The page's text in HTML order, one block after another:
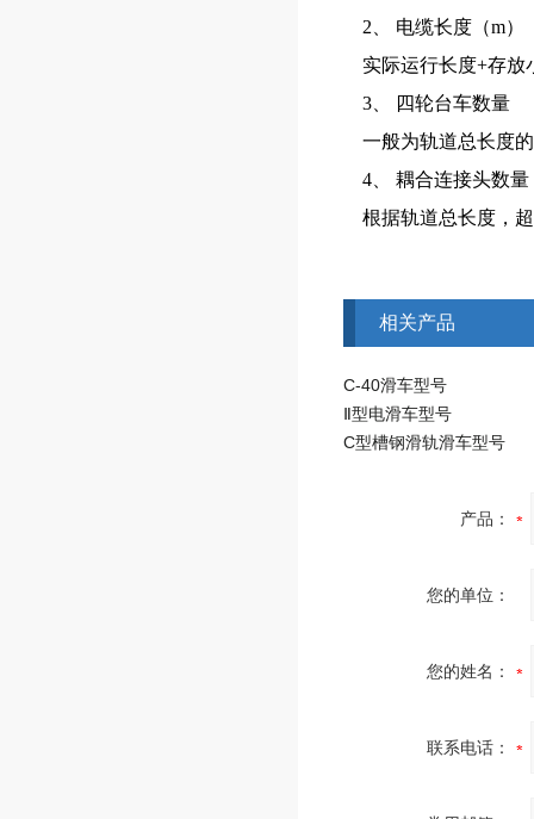
2
电缆长度（m）
实际运行长度+存放
3
四轮台车数量
一般为轨道总长度的
4
耦合连接头数量
根据轨道总长度，
相关产品
C-40滑车型号
Ⅱ型电滑车型号
C型槽钢滑轨滑车型号
产品：
您的单位：
您的姓名：
联系电话：